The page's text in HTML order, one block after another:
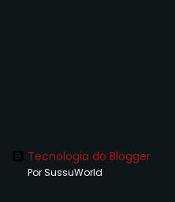
Tecnologia do Blogger
Por SussuWorld